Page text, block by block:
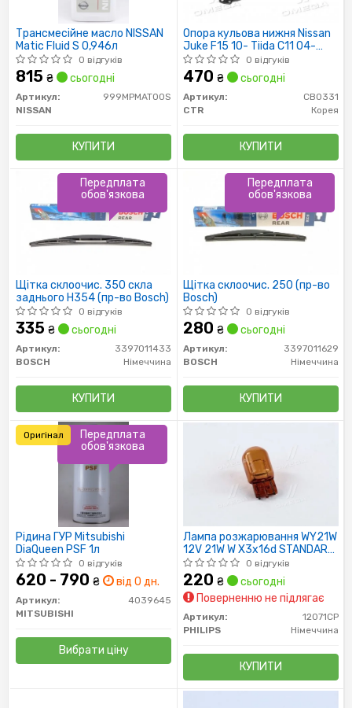
Трансмесійне масло NISSAN
Matic Fluid S 0,946л
0 відгуків
815 ₴ сьогодні
Артикул:
999MPMAT00S
NISSAN
КУПИТИ
Опора кульова нижня Nissan
Juke F15 10- Tiida C11 04-
Leaf 10- (вир-во CTR)
0 відгуків
470 ₴ сьогодні
Артикул:
CB0331
CTR
Корея
КУПИТИ
Щітка склоочис. 350 скла
заднього H354 (пр-во Bosch)
0 відгуків
335 ₴ сьогодні
Артикул:
3397011433
BOSCH
Німеччина
КУПИТИ
Передплата
обов'язкова
Щітка склоочис. 250 (пр-во
Bosch)
0 відгуків
280 ₴ сьогодні
Артикул:
3397011629
BOSCH
Німеччина
КУПИТИ
Передплата
обов'язкова
Рідина ГУР Mitsubishi
DiaQueen PSF 1л
0 відгуків
620 - 790 ₴ від 0 дн.
Артикул:
4039645
MITSUBISHI
Вибрати ціну
Передплата
обов'язкова
Оригінал
Лампа розжарювання WY21W
12V 21W W X3x16d STANDARD
(пр-во Philips)0 відгуків
220 ₴
сьогодні
Поверненню не підлягає
Артикул:
12071CP
PHILIPS
Німеччина
КУПИТИ